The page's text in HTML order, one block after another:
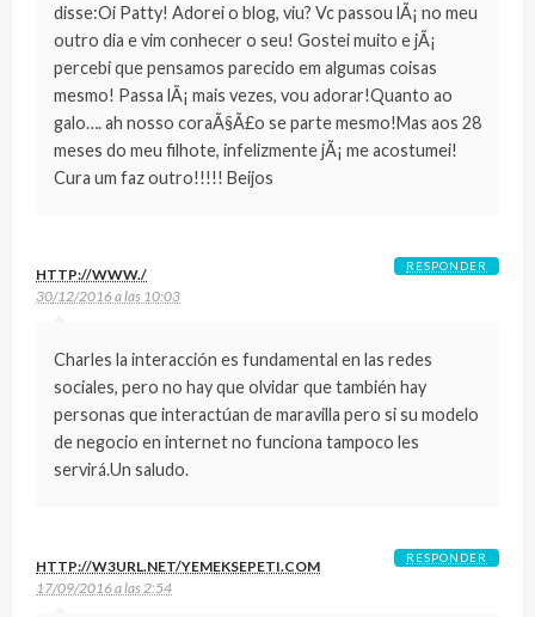
disse:Oi Patty! Adorei o blog, viu? Vc passou lÃ¡ no meu
outro dia e vim conhecer o seu! Gostei muito e jÃ¡
percebi que pensamos parecido em algumas coisas
mesmo! Passa lÃ¡ mais vezes, vou adorar!Quanto ao
galo…. ah nosso coraÃ§Ã£o se parte mesmo!Mas aos 28
meses do meu filhote, infelizmente jÃ¡ me acostumei!
Cura um faz outro!!!!! Beijos
HTTP://WWW./
30/12/2016 a las 10:03
Charles la interacción es fundamental en las redes
sociales, pero no hay que olvidar que también hay
personas que interactúan de maravilla pero si su modelo
de negocio en internet no funciona tampoco les
servirá.Un saludo.
RESPONDER
HTTP://W3URL.NET/YEMEKSEPETI.COM
17/09/2016 a las 2:54
RESPONDER